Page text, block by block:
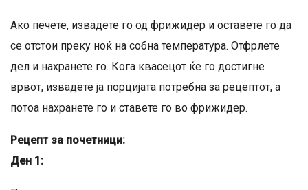
Ако печете, извадете го од фрижидер и оставете го да
се отстои преку ноќ на собна температура. Отфрлете
дел и нахранете го. Кога квасецот ќе го достигне
врвот, извадете ја порцијата потребна за рецептот, а
потоа нахранете го и ставете го во фрижидер.
Рецепт за почетници:
Ден 1: